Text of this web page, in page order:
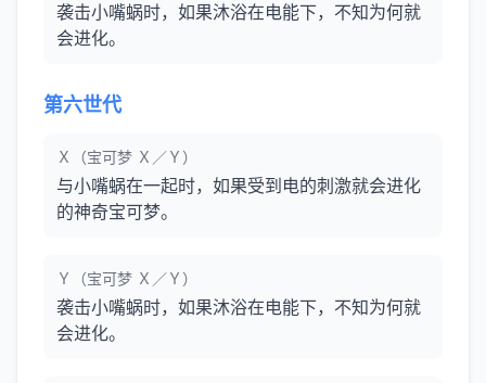
袭击小嘴蜗时，如果沐浴在电能下，不知为何就
会进化。
第六世代
Ｘ（宝可梦 Ｘ／Ｙ）
与小嘴蜗在一起时，如果受到电的刺激就会进化
的神奇宝可梦。
Ｙ（宝可梦 Ｘ／Ｙ）
袭击小嘴蜗时，如果沐浴在电能下，不知为何就
会进化。